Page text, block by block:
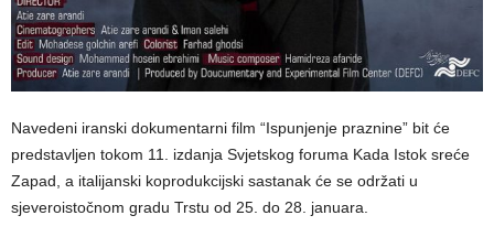
Navedeni iranski dokumentarni film “Ispunjenje praznine” bit će
predstavljen tokom 11. izdanja Svjetskog foruma Kada Istok sreće
Zapad, a italijanski koprodukcijski sastanak će se održati u
sjeveroistočnom gradu Trstu od 25. do 28. januara.